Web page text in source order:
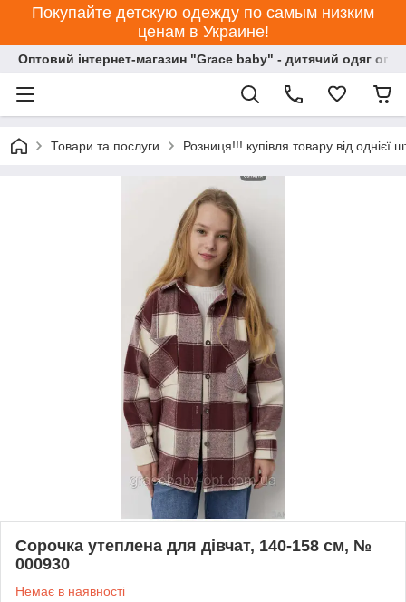
Покупайте детскую одежду по самым низким
ценам в Украине!
Оптовий інтернет-магазин "Grace baby" - дитячий одяг
Товари та послуги Розниця!!! купівля товару від однієї
Сорочка утеплена для дівчат, 140-158 см, №
000930
Немає в наявності